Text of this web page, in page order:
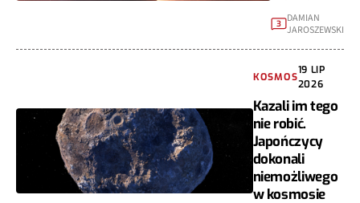
3
DAMIAN
JAROSZEWSKI
KOSMOS
19 LIP
2026
Kazali im tego
nie robić.
Japończycy
dokonali
niemożliwego
w kosmosie